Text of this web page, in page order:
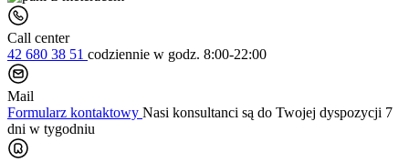
Call center
42 680 38 51 codziennie w godz. 8:00-22:00
Mail
Formularz kontaktowy Nasi konsultanci są do Twojej dyspozycji 7
dni w tygodniu